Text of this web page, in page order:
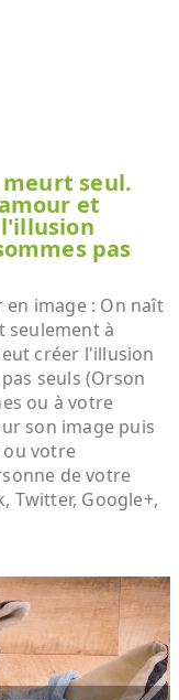
seul.
et
pas
image : On naît
seulement à
créer l'illusion
seuls (Orson
ou à votre
son image puis
ou votre
de votre
Twitter, Google+,